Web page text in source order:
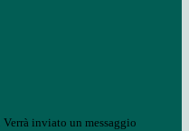
Verrà inviato un messaggio